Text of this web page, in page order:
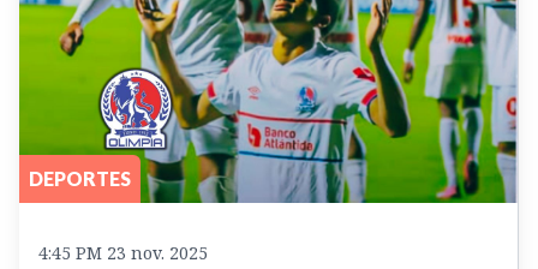
DEPORTES
4:45 PM 23 nov. 2025